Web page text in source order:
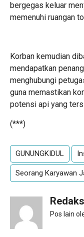
bergegas keluar
memenuhi ruangan
Korban kemudian
mendapatkan
menghubungi
guna memastikan
potensi api yang
(***)
GUNUNGKIDUL
Seorang Karyawan
Pos lain